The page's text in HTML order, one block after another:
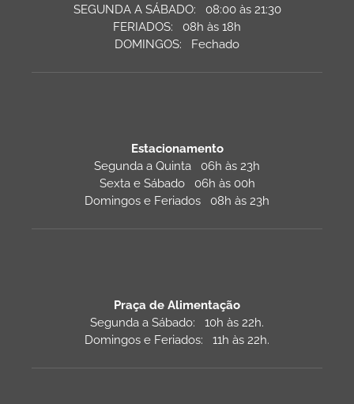
SEGUNDA A SÁBADO: 08:00 às 21:30
FERIADOS: 08h às 18h
DOMINGOS: Fechado
Estacionamento
Segunda a Quinta 06h às 23h
Sexta e Sábado 06h às 00h
Domingos e Feriados 08h às 23h
Praça de Alimentação
Segunda a Sábado: 10h às 22h.
Domingos e Feriados: 11h às 22h.